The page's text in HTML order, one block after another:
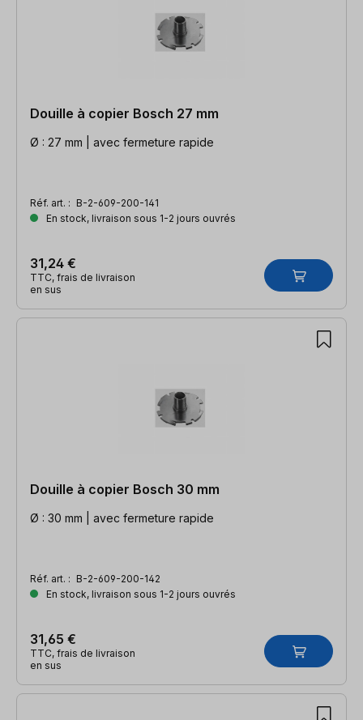
Douille à copier Bosch 27 mm
Ø : 27 mm | avec fermeture rapide
Réf. art. : B-2-609-200-141
En stock, livraison sous 1-2 jours ouvrés
31,24 €
TTC, frais de livraison
en sus
Douille à copier Bosch 30 mm
Ø : 30 mm | avec fermeture rapide
Réf. art. : B-2-609-200-142
En stock, livraison sous 1-2 jours ouvrés
31,65 €
TTC, frais de livraison
en sus